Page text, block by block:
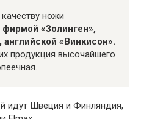
ножи
«Золинген»,
«Винкисон».
продукция высочайшего
идут Швеция и Финляндия,